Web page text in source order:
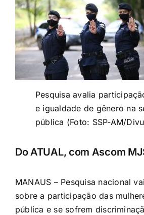
Pesquisa avalia
e igualdade de gênero na
pública (Foto: SSP-AM/
Do ATUAL, com Ascom
MANAUS – Pesquisa nacional
sobre a participação das
pública e se sofrem